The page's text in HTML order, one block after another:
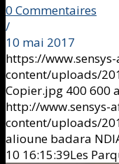
0 Commentaires
/
10 mai 2017
https://
content/uploads/
Copier.jpg 400 600
http://www.sensys-
content/uploads/
alioune badara
10 16:15:39Les